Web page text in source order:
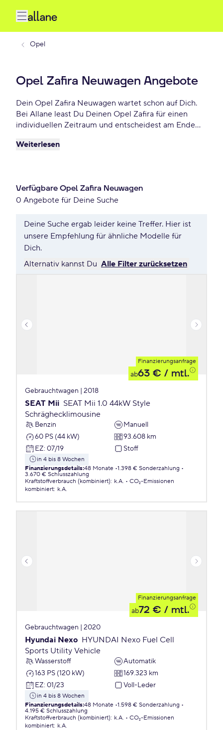
Opel
Opel Zafira Neuwagen Angebote
Dein Opel Zafira Neuwagen wartet schon auf Dich.
Bei Allane least Du Deinen Opel Zafira für einen
individuellen Zeitraum und entscheidest am Ende
zurückgeben willst. Finde das perfekte Opel Zafira
Weiterlesen
Verfügbare Opel Zafira Neuwagen
0 Angebote für Deine Suche
Deine Suche ergab leider keine Treffer. Hier ist
unsere Empfehlung für ähnliche Modelle für
Dich.
Alternativ kannst Du Alle Filter zurücksetzen
Finanzierungsanfrage
ab63 € / mtl.
Gebrauchtwagen | 2018
SEAT Mii SEAT Mii 1.0 44kW Style
Schräghecklimousine
Benzin
Manuell
60 PS (44 kW)
93.608 km
EZ: 07/19 Stoff
in 4 bis 8 Wochen
Finanzierungsdetails:48 Monate 1.398 € Sonderzahlung
3.670 € Schlusszahlung
Kraftstoffverbrauch (kombiniert): k.A.
CO₂-Emissionen
kombiniert: k.A.
Finanzierungsanfrage
ab72 € / mtl.
Gebrauchtwagen | 2020
Hyundai Nexo HYUNDAI Nexo Fuel Cell
Sports Utility Vehicle
Wasserstoff
Automatik
163 PS (120 kW)
169.323 km
EZ: 01/23 Voll-Leder
in 4 bis 8 Wochen
Finanzierungsdetails:48 Monate 1.598 € Sonderzahlung
4.195 € Schlusszahlung
Kraftstoffverbrauch (kombiniert): k.A.
CO₂-Emissionen
kombiniert: k.A.